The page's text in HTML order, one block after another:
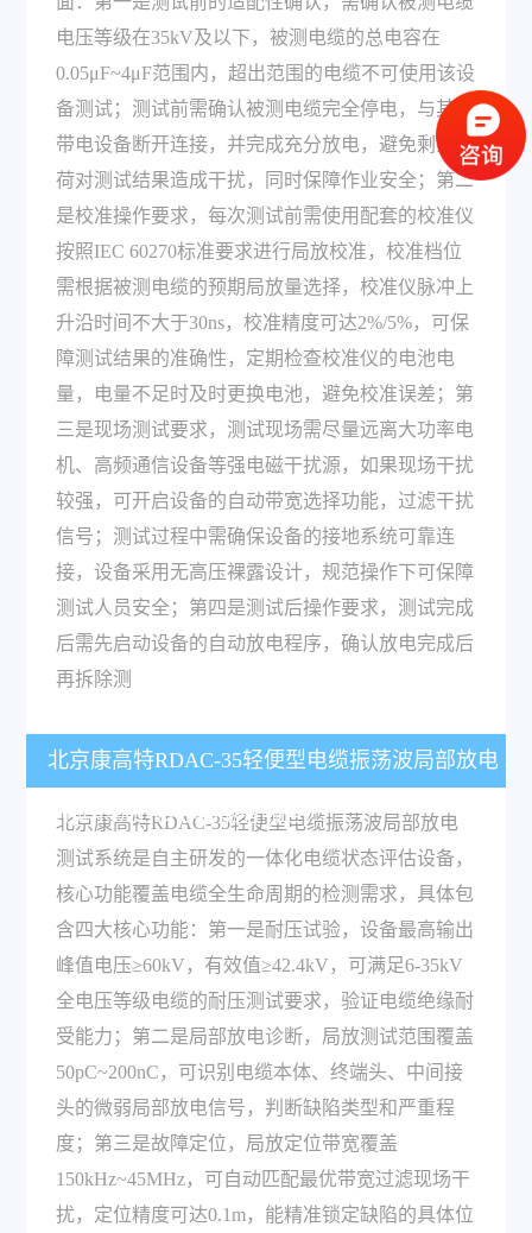
电压等级在35kV及以下，被测电缆的总电容在
0.05μF~4μF范围内，超出范围的电缆不可使用该设
备测试；测试前需确认被测电缆完全停电，与其他
带电设备断开连接，并完成充分放电，避免剩余电
荷对测试结果造成干扰，同时保障作业安全；第二
是校准操作要求，每次测试前需使用配套的校准仪
按照IEC 60270标准要求进行局放校准，校准档位
需根据被测电缆的预期局放量选择，校准仪脉冲上
升沿时间不大于30ns，校准精度可达2%/5%，可保
障测试结果的准确性，定期检查校准仪的电池电
量，电量不足时及时更换电池，避免校准误差；第
三是现场测试要求，测试现场需尽量远离大功率电
机、高频通信设备等强电磁干扰源，如果现场干扰
较强，可开启设备的自动带宽选择功能，过滤干扰
信号；测试过程中需确保设备的接地系统可靠连
接，设备采用无高压裸露设计，规范操作下可保障
测试人员安全；第四是测试后操作要求，测试完成
后需先启动设备的自动放电程序，确认放电完成后
再拆除测
北京康高特RDAC-35轻便型电缆振荡波局部放电
测试系统的核心功能有哪些？
北京康高特RDAC-35轻便型电缆振荡波局部放电
测试系统是自主研发的一体化电缆状态评估设备，
核心功能覆盖电缆全生命周期的检测需求，具体包
含四大核心功能：第一是耐压试验，设备最高输出
峰值电压≥60kV，有效值≥42.4kV，可满足6-35kV
全电压等级电缆的耐压测试要求，验证电缆绝缘耐
受能力；第二是局部放电诊断，局放测试范围覆盖
50pC~200nC，可识别电缆本体、终端头、中间接
头的微弱局部放电信号，判断缺陷类型和严重程
度；第三是故障定位，局放定位带宽覆盖
150kHz~45MHz，可自动匹配最优带宽过滤现场干
扰，定位精度可达0.1m，能精准锁定缺陷的具体位